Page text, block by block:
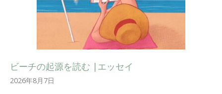
ビーチの起源を読む |エッセイ
2026年8月7日